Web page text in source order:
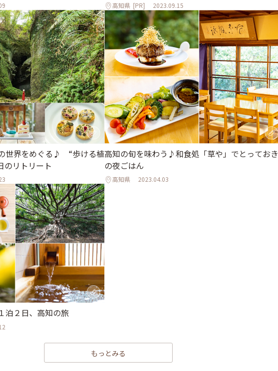
高知県 [PR] 2023.09.15
世界をめぐる♪ “歩ける植
のリトリート
高知の旬を味わう♪和食処「草や」でとっておき
の夜ごはん
高知県 2023.04.03
泊２日、高知の旅
もっとみる